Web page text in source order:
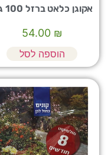
אקוגן כלאט ברזל 100 גר'
₪
54.00
הוספה לסל